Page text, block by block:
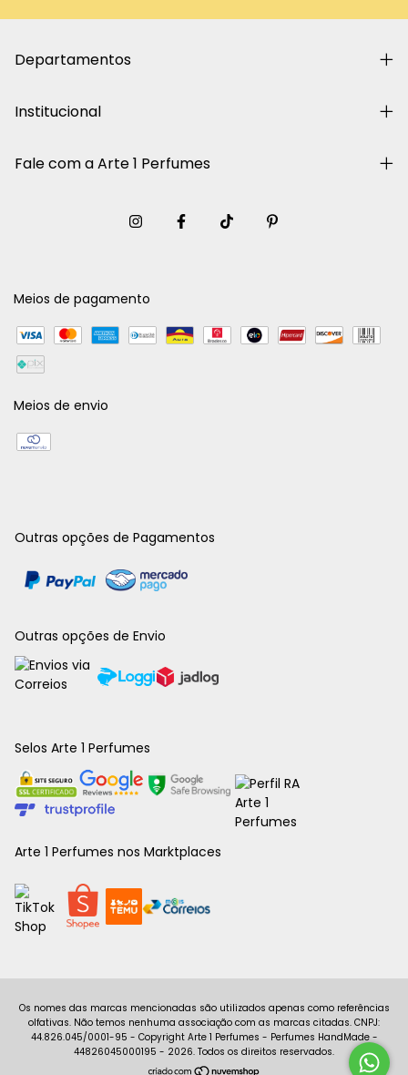
Departamentos
Institucional
Fale com a Arte 1 Perfumes
Meios de pagamento
Meios de envio
Outras opções de Pagamentos
Outras opções de Envio
Selos Arte 1 Perfumes
Arte 1 Perfumes nos Marktplaces
Copyright Arte 1 Perfumes - Perfumes HandMade -
44826045000195 - 2026. Todos os direitos reservados.